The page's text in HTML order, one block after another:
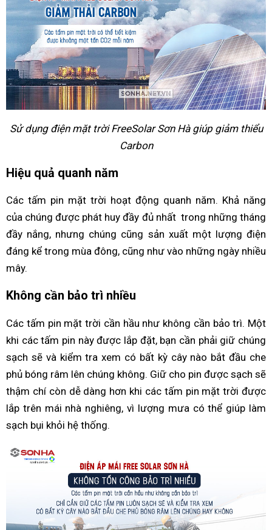
Sử dụng điện mặt trời FreeSolar Sơn Hà giúp giảm thiểu
Carbon
Hiệu quả quanh năm
Các tấm pin mặt trời hoạt động quanh năm. Khả năng
của chúng được phát huy đầy đủ nhất trong những tháng
đầy nắng, nhưng chúng cũng sản xuất một lượng điện
đáng kể trong mùa đông, cũng như vào những ngày nhiều
mây.
Không cần bảo trì nhiều
Các tấm pin mặt trời cần hầu như không cần bảo trì. Một
khi các tấm pin này được lắp đặt, bạn cần phải giữ chúng
sạch sẽ và kiểm tra xem có bất kỳ cây nào bắt đầu che
phủ bóng râm lên chúng không. Giữ cho pin được sạch sẽ
thậm chí còn dễ dàng hơn khi các tấm pin mặt trời được
lắp trên mái nhà nghiêng, vì lượng mưa có thể giúp làm
sạch bụi khỏi hệ thống.